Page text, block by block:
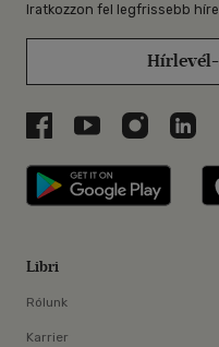
Iratkozzon fel legfrissebb
Libri a Facebookon
Libri aLibri az
Libri
Libri
Rólunk
Karrier